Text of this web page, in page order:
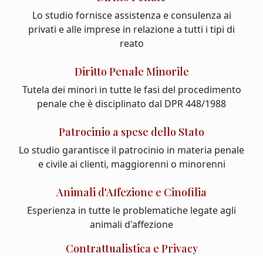
Lo studio fornisce assistenza e consulenza ai
privati e alle imprese in relazione a tutti i tipi di
reato
Diritto Penale Minorile
Tutela dei minori in tutte le fasi del procedimento
penale che è disciplinato dal DPR 448/1988
Patrocinio a spese dello Stato
Lo studio garantisce il patrocinio in materia penale
e civile ai clienti, maggiorenni o minorenni
Animali d'Affezione e Cinofilia
Esperienza in tutte le problematiche legate agli
animali d'affezione
Contrattualistica e Privacy